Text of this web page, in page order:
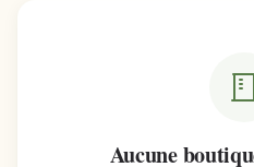
Aucune